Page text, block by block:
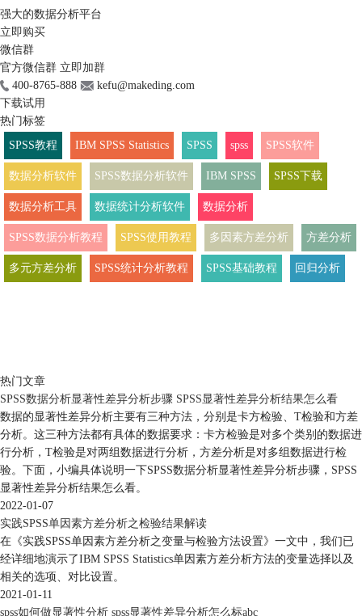
强大的数据分析平台
立即购买
微信群
官方微信群 立即加群
400-8765-888
kefu@makeding.com
下载试用
热门标签
SPSS教程
IBM SPSS Statistics SPSS spss SPSS软件
数据分析软件 SPSS数据分析软件 IBM SPSS SPSS下载
数据分析工具 数据统计分析软件 数据分析
SPSS数据分析教程 SPSS使用教程 多因素方差分析 方差分析
多元方差分析 SPSS统计分析教程 SPSS基础教程 回归分析
热门文章
SPSS数据分析显著性差异分析步骤 SPSS显著性差异分析结果怎么看
数据的显著性差异分析主要有三种方法，分别是卡方检验、T检验和方差
分析。这三种方法都有具体的数据要求：卡方检验是对多个类别的数据进
行分析，T检验是对两组数据进行分析，方差分析是对多组数据进行检
验。下面，小编具体说明一下SPSS数据分析显著性差异分析步骤，SPSS
显著性差异分析结果怎么看。
2022-01-07
实践SPSS单因素方差分析之检验结果解读
在《实践SPSS单因素方差分析之变量与检验方法设置》一文中，我们已
经详细地演示了IBM SPSS Statistics单因素方差分析方法的变量选择以及
相关的选项、对比设置。
2021-01-11
spss如何做显著性分析 spss显著性差异分析怎么标abc